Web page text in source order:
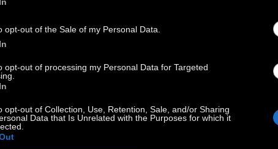
opt-out of the Sale of my Personal Data.
opt-out of processing my Personal Data for Targeted
opt-out of Collection, Use, Retention, Sale, and/or Sharing
Data that Is Unrelated with the Purposes for which it
Ιούνιο και Ιούλιο έχει ως εξής:
Randal Kleiser. Πρωταγωνιστούν:
Travolta, Olivia Newton John, Stockard
Didi Conn:Όταν η γλυκιά Σάντι αλλάζει
και γράφεται στο Λύκειο Ράιντελ,
τον γοητευτικό και παράτολμο Ντάνι,